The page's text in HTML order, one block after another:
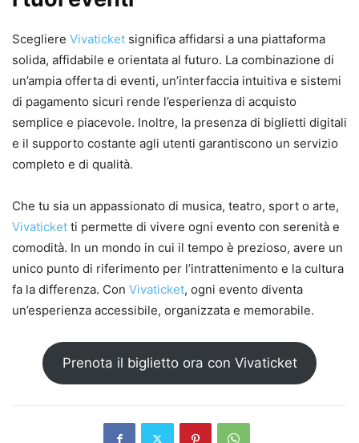
Scegliere Vivaticket significa affidarsi a una piattaforma
solida, affidabile e orientata al futuro. La combinazione di
un’ampia offerta di eventi, un’interfaccia intuitiva e sistemi
di pagamento sicuri rende l’esperienza di acquisto
semplice e piacevole. Inoltre, la presenza di biglietti digitali
e il supporto costante agli utenti garantiscono un servizio
completo e di qualità.
Che tu sia un appassionato di musica, teatro, sport o arte,
Vivaticket ti permette di vivere ogni evento con serenità e
comodità. In un mondo in cui il tempo è prezioso, avere un
unico punto di riferimento per l’intrattenimento e la cultura
fa la differenza. Con Vivaticket, ogni evento diventa
un’esperienza accessibile, organizzata e memorabile.
Prenota il biglietto ora con Vivaticket